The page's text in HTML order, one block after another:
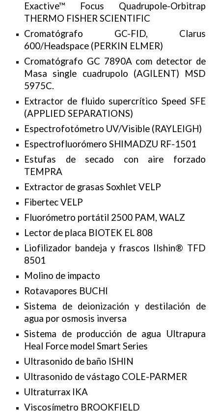
Exactive™ Focus Quadrupole-Orbitrap
THERMO FISHER SCIENTIFIC
Cromatógrafo GC-FID, Clarus
600/Headspace (PERKIN ELMER)
Cromatógrafo GC 7890A com detector de
Masa single cuadrupolo (AGILENT) MSD
5975C.
Extractor de fluido supercrítico Speed SFE
(APPLIED SEPARATIONS)
Espectrofotómetro UV/Visible (RAYLEIGH)
Espectrofluorómero SHIMADZU RF-1501
Estufas de secado con aire forzado
TEMPRA
Extractor de grasas Soxhlet VELP
Fibertec VELP
Fluorómetro portátil 2500 PAM, WALZ
Lector de placa BIOTEK EL 808
Liofilizador bandeja y frascos Ilshin® TFD
8501
Molino de impacto
Rotavapores BUCHI
Sistema de deionización y destilación de
agua por osmosis inversa
Sistema de producción de agua Ultrapura
Heal Force model Smart Series
Ultrasonido de baño ISHIN
Ultrasonido de vástago COLE-PARMER
Ultraturrax IKA
Viscosímetro BROOKFIELD